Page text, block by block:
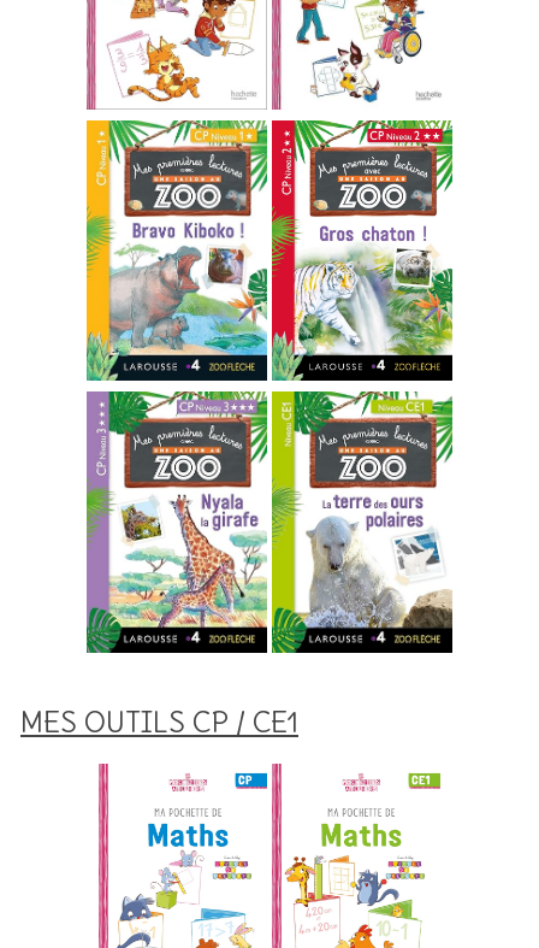
MES OUTILS CP / CE1